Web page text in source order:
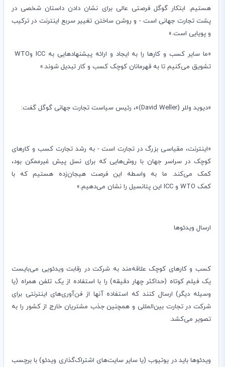
هستیم. ابتکار گوگل فرصتی عالی برای نشان دادن داستان شخصی در
پشت تجارت جهانی است - و روشن ساختن تغییر سربع اینترنت در ترکیب
و پویایی است.»
«ما سایر کسب و کارها را به ایجاد و ارائه پیشنهادهایی به ICC وWTO
تشویق می‌کنیم تا به قهرمانان کوچک کسب و کار تبدیل شوند.»
«دیوید وللر (David Weller)»، رئیس سیاست تجارت جهانی گوگل گفت:
«اینترنت، مقیاسی بزرگ در تجارت است - به رشد تجارت کسب و کارهای
کوچک در سراسر جهان با روش‌هایی که برای نسل پیش غیرممکن بود،
کمک می‌کند. ما به واسطه این فرصت هیجان‌زده هستیم که با
کمک WTO و ICC این پتانسیل را نشان می‌دهیم.»
ارسال ویدئوها
کسب و کارهای کوچک علاقه‌مند به شرکت در رقابت ویدئویی می‌بایست
یک فیلم کوتاه (حداکثر چهار دقیقه) را با استفاده از یک تلفن همراه (یا
وسیله دیگر) ارسال کنند که استفاده آنها از فن‌آوری‌های اینترنتی برای
شرکت در تجارت بین‌المللی و همچنین جذب مشتریان خارج از کشور را به
تصویر می‌کشد.
ویدئوها باید در یوتیوب (یا سایر سایت‌های اشتراک‌گذاری ویدئو) با برچسب